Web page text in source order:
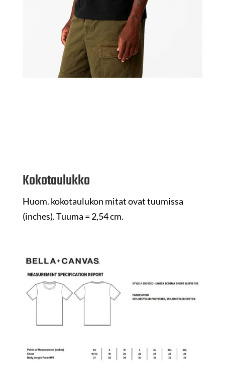
Kokotaulukko
Huom. kokotaulukon mitat ovat tuumissa
(inches). Tuuma = 2,54 cm.